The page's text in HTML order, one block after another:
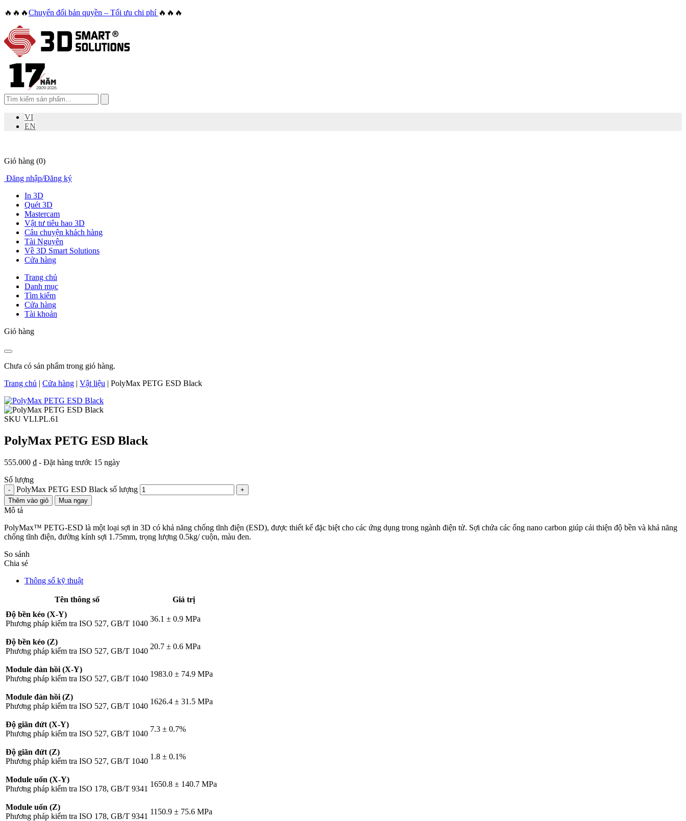
🔥🔥🔥Chuyển đổi bản quyền – Tối ưu chi phí 🔥🔥🔥
VI
EN
Giỏ hàng (0)
Đăng nhập/Đăng ký
In 3D
Quét 3D
Mastercam
Vật tư tiêu hao 3D
Câu chuyện khách hàng
Tài Nguyên
Về 3D Smart Solutions
Cửa hàng
Trang chủ
Danh mục
Tìm kiếm
Cửa hàng
Tài khoản
Giỏ hàng
Chưa có sản phẩm trong giỏ hàng.
Trang chủ | Cửa hàng | Vật liệu | PolyMax PETG ESD Black
SKU VLI.PL.61
PolyMax PETG ESD Black
555.000 ₫ - Đặt hàng trước 15 ngày
Số lượng
- PolyMax PETG ESD Black số lượng
+
Thêm vào giỏ
Mua ngay
Mô tả
PolyMax™ PETG-ESD là một loại sợi in 3D có khả năng chống tĩnh điện (ESD), được thiết kế đặc biệt cho các ứng dụng trong ngành điện tử. Sợi chứa các ống nano carbon giúp cải thiện độ bền và khả năng
chống tĩnh điện, đường kính sợi 1.75mm, trọng lượng 0.5kg/ cuộn, màu đen.
So sánh
Chia sẻ
Thông số kỹ thuật
Tên thông số
Giá trị
Độ bền kéo (X-Y)
Phương pháp kiểm tra ISO 527, GB/T 1040
36.1 ± 0.9 MPa
Độ bền kéo (Z)
Phương pháp kiểm tra ISO 527, GB/T 1040
20.7 ± 0.6 MPa
Module đàn hồi (X-Y)
Phương pháp kiểm tra ISO 527, GB/T 1040
1983.0 ± 74.9 MPa
Module đàn hồi (Z)
Phương pháp kiểm tra ISO 527, GB/T 1040
1626.4 ± 31.5 MPa
Độ giãn đứt (X-Y)
Phương pháp kiểm tra ISO 527, GB/T 1040
7.3 ± 0.7%
Độ giãn đứt (Z)
Phương pháp kiểm tra ISO 527, GB/T 1040
1.8 ± 0.1%
Module uốn (X-Y)
Phương pháp kiểm tra ISO 178, GB/T 9341
1650.8 ± 140.7 MPa
Module uốn (Z)
Phương pháp kiểm tra ISO 178, GB/T 9341
1150.9 ± 75.6 MPa